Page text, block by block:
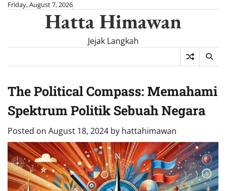
SkipFriday, August 7, 2026
Hatta Himawan
Jejak Langkah
The Political Compass: Memahami
Spektrum Politik Sebuah Negara
Posted on August 18, 2024 by hattahimawan